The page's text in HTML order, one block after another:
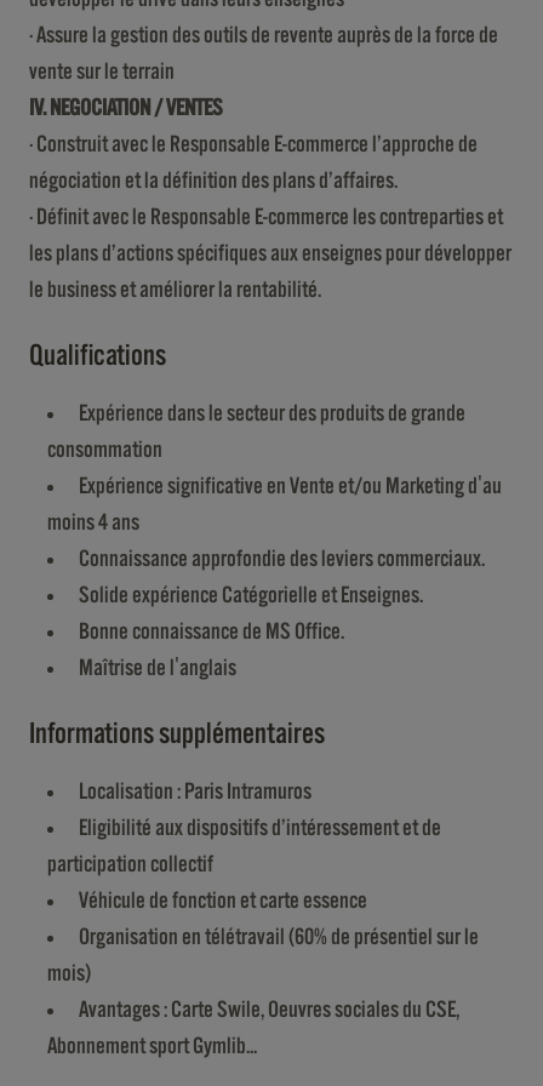
· Assure la gestion des outils de revente auprès de la force de
vente sur le terrain
IV. NEGOCIATION / VENTES
· Construit avec le Responsable E-commerce l’approche de
négociation et la définition des plans d’affaires.
· Définit avec le Responsable E-commerce les contreparties et
les plans d’actions spécifiques aux enseignes pour développer
le business et améliorer la rentabilité.
Qualifications
Expérience dans le secteur des produits de grande
consommation
Expérience significative en Vente et/ou Marketing d'au
moins 4 ans
Connaissance approfondie des leviers commerciaux.
Solide expérience Catégorielle et Enseignes.
Bonne connaissance de MS Office.
Maîtrise de l'anglais
Informations supplémentaires
Localisation : Paris Intramuros
Eligibilité aux dispositifs d’intéressement et de
participation collectif
Véhicule de fonction et carte essence
Organisation en télétravail (60% de présentiel sur le
mois)
Avantages : Carte Swile, Oeuvres sociales du CSE,
Abonnement sport Gymlib...